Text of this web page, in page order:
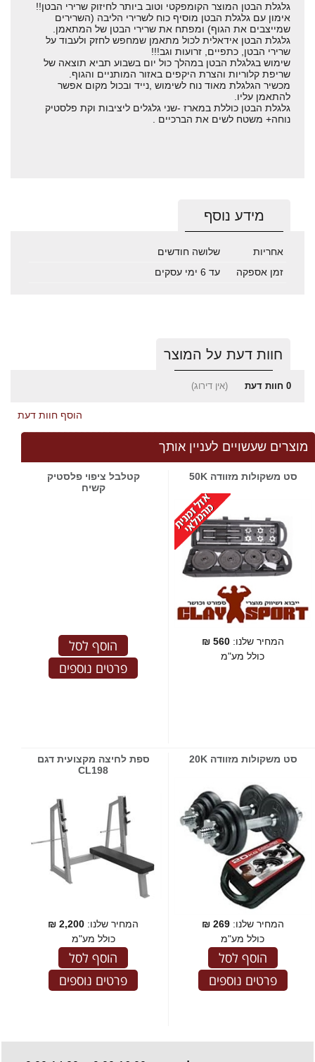
גלגלת הבטן המוצר הקומפקטי וטוב ביותר לחיזוק שרירי הבטן!!
אימון עם גלגלת הבטן מוסיף כוח לשרירי הליבה (השרירים
שמייצבים את הגוף) ומפתח את שרירי הבטן של המתאמן.
גלגלת הבטן אידאלית לכול מתאמן שמחפש לחזק ולעבוד על
שרירי הבטן, כתפיים, זרועות וגב!!!
שימוש בגלגלת הבטן במהלך כול יום בשבוע תביא תוצאה של
שריפת קלוריות והצרת היקפים באזור המותניים והגוף.
מכשיר הגלגלת מאוד נוח לשימוש ,נייד ובכול מקום אפשר
להתאמן עליו.
גלגלת הבטן כוללת במארז -שני גלגלים ליציבות וקת פלסטיק
נוחה+ משטח לשים את הברכיים .
מידע נוסף
אחריות
שלושה חודשים
זמן אספקה
עד 6 ימי עסקים
חוות דעת על המוצר
0 חוות דעת (אין דירוג)
הוסף חוות דעת
מוצרים שעשויים לעניין אותך
סט משקולות מזוודה 50K
המחיר שלנו:560
₪
כולל מע"מ
קטלבל ציפוי פלסטיק
קשיח
הוסף לסל
פרטים נוספים
סט משקולות מזוודה 20K
המחיר שלנו:269
₪
כולל מע"מ
הוסף לסל
פרטים נוספים
ספת לחיצה מקצועית דגם
CL198
המחיר שלנו: 2,200
₪
כולל מע"מ
הוסף לסל
פרטים נוספים